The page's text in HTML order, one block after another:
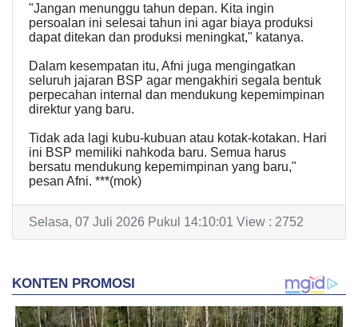
"Jangan menunggu tahun depan. Kita ingin
persoalan ini selesai tahun ini agar biaya produksi
dapat ditekan dan produksi meningkat," katanya.
Dalam kesempatan itu, Afni juga mengingatkan
seluruh jajaran BSP agar mengakhiri segala bentuk
perpecahan internal dan mendukung kepemimpinan
direktur yang baru.
Tidak ada lagi kubu-kubuan atau kotak-kotakan. Hari
ini BSP memiliki nahkoda baru. Semua harus
bersatu mendukung kepemimpinan yang baru,"
pesan Afni. ***(mok)
Selasa, 07 Juli 2026 Pukul 14:10:01 View : 2752